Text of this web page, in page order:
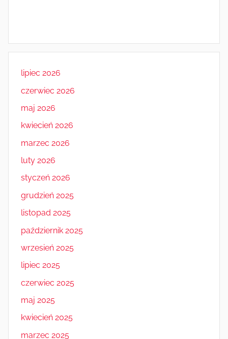
lipiec 2026
czerwiec 2026
maj 2026
kwiecień 2026
marzec 2026
luty 2026
styczeń 2026
grudzień 2025
listopad 2025
październik 2025
wrzesień 2025
lipiec 2025
czerwiec 2025
maj 2025
kwiecień 2025
marzec 2025